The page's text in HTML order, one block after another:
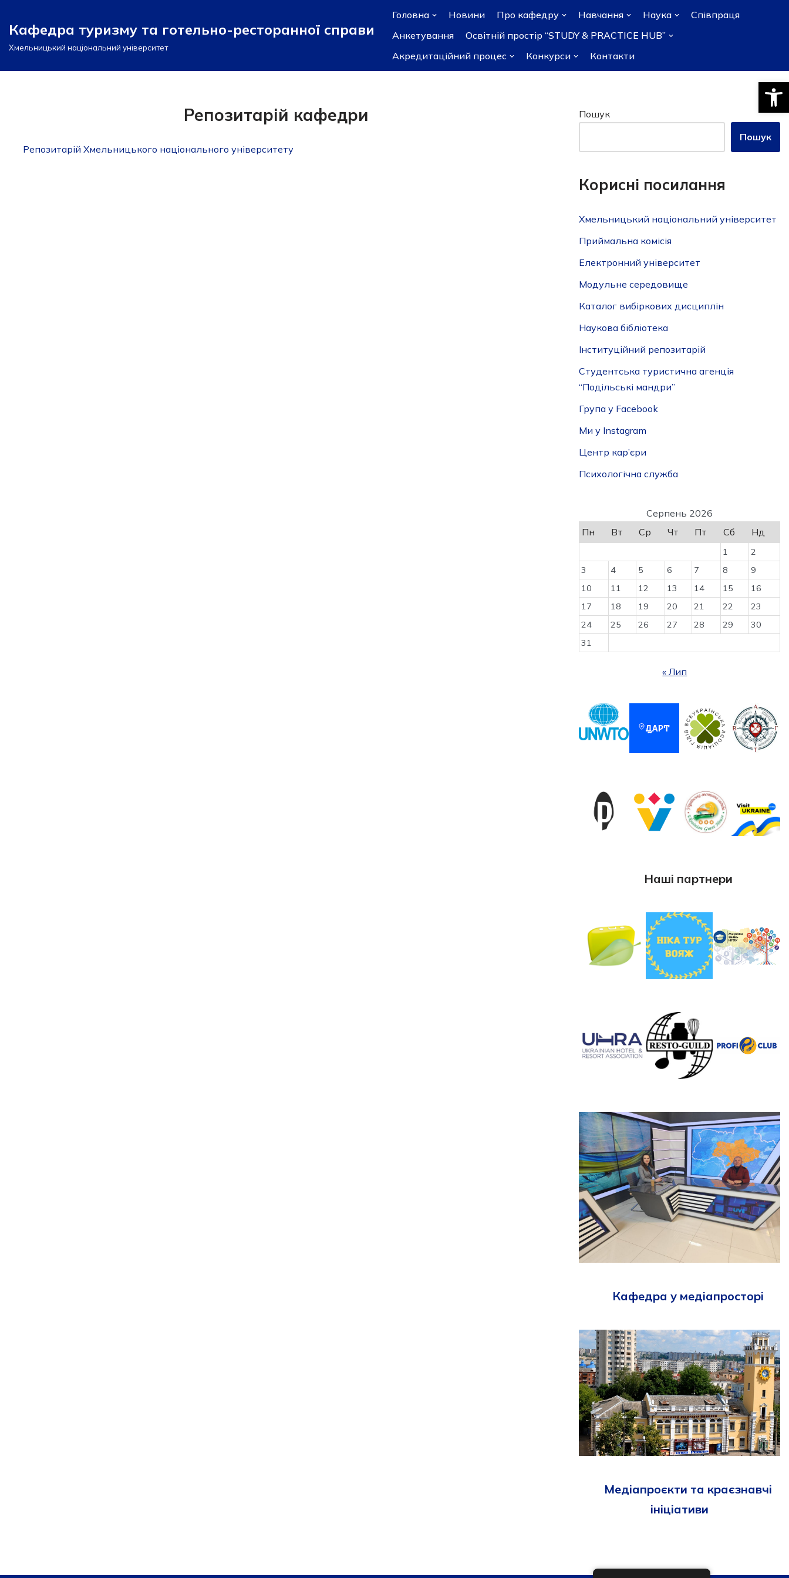
Перейти
до
Кафедра туризму та готельно-ресторанної справи
Хмельницький національний університет
Головна Новини Про кафедру Навчання Наука
Співпраця
Анкетування
Освітній простір “STUDY & PRACTICE HUB”
Акредитаційний процес
Конкурси Контакти
Репозитарій кафедри
Репозитарій Хмельницького національного університету
Пошук
Пошук
Корисні посилання
Хмельницький національний університет
Приймальна комісія
Електронний університет
Модульне середовище
Каталог вибіркових дисциплін
Наукова бібліотека
Інституційний репозитарій
Студентська туристична агенція
“Подільські мандри”
Група у Facebook
Ми у Instagram
Центр кар’єри
Психологічна служба
Серпень 2026
Пн
Вт Ср Чт Пт Сб Нд
1
2
3
4 5 6 7 8
9
10
11 12 13 14 15
16
17
18 19 20 21 22
23
24
25 26 27 28 29
30
31
« Лип
Наші партнери
Кафедра у медіапросторі
Медіапроєкти та краєзнавчі
ініціативи